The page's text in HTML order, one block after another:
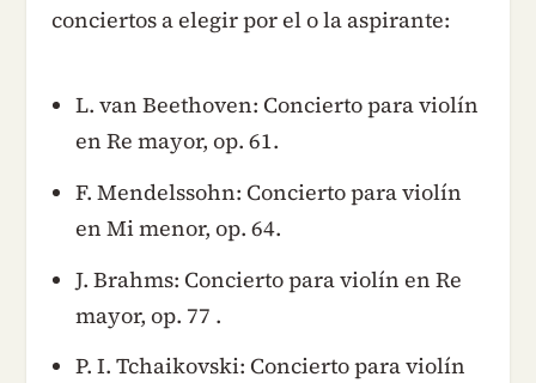
conciertos a elegir por el o la aspirante:
L. van Beethoven: Concierto para violín
en Re mayor, op. 61.
F. Mendelssohn: Concierto para violín
en Mi menor, op. 64.
J. Brahms: Concierto para violín en Re
mayor, op. 77 .
P. I. Tchaikovski: Concierto para violín